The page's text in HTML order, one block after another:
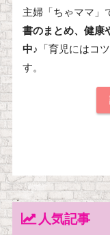
主婦「ちゃママ」
書のまとめ、健康
中♪
「育児にはコ
す。
人気記事